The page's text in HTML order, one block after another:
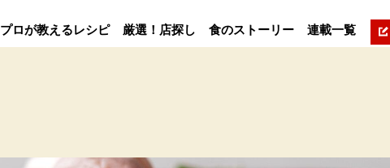
プロが教えるレシピ 厳選！店探し 食のストーリー 連載一覧